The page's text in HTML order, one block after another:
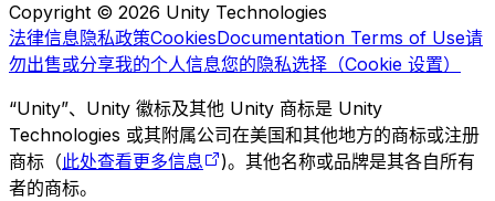
Copyright © 2026 Unity Technologies
法律信息隐私政策CookiesDocumentation Terms of Use请
勿出售或分享我的个人信息您的隐私选择（Cookie 设置）
“Unity”、Unity 徽标及其他 Unity 商标是 Unity
Technologies 或其附属公司在美国和其他地方的商标或注册
商标（此处查看更多信息
)。其他名称或品牌是其各自所有
者的商标。